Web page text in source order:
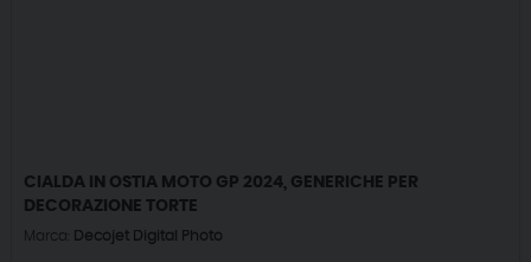
CIALDA IN OSTIA MOTO GP 2024, GENERICHE PER
DECORAZIONE TORTE
Marca: Decojet Digital Photo